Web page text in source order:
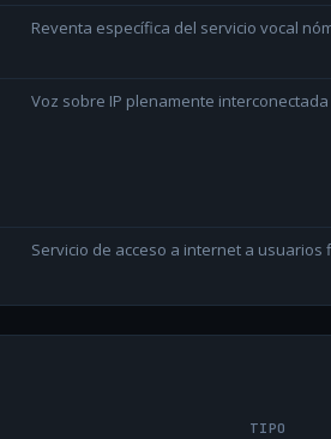
Reventa específica del servicio vocal
Voz sobre IP plenamente
Servicio de acceso a internet a usuarios
TIPO